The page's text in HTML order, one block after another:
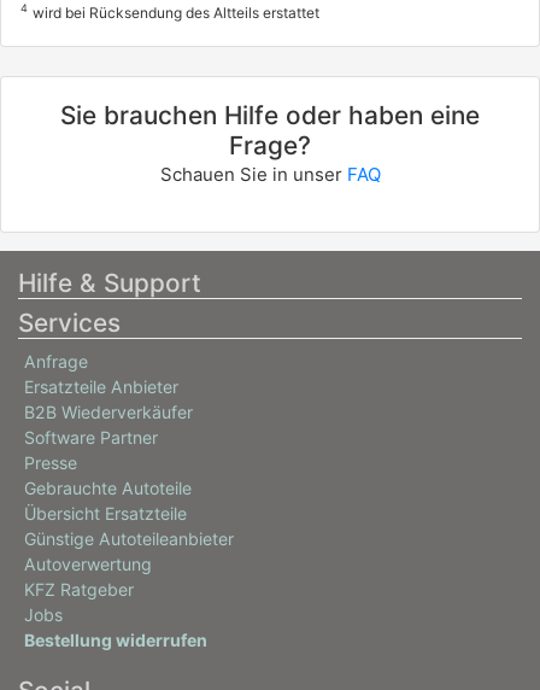
4 wird bei Rücksendung des Altteils erstattet
Sie brauchen Hilfe oder haben eine
Frage?
Schauen Sie in unser FAQ
Hilfe & Support
Services
Anfrage
Ersatzteile Anbieter
B2B Wiederverkäufer
Software Partner
Presse
Gebrauchte Autoteile
Übersicht Ersatzteile
Günstige Autoteileanbieter
Autoverwertung
KFZ Ratgeber
Jobs
Bestellung widerrufen